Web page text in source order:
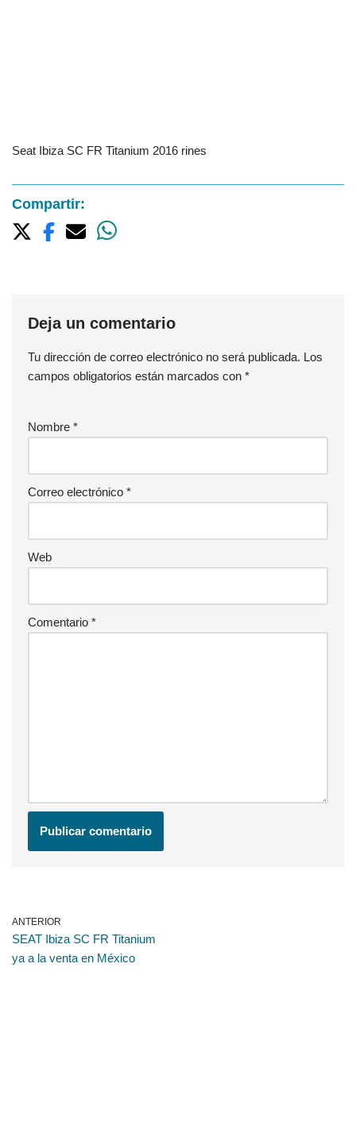
Seat Ibiza SC FR Titanium 2016 rines
Compartir:
Deja un comentario
Tu dirección de correo electrónico no será publicada. Los
campos obligatorios están marcados con *
Nombre *
Correo electrónico *
Web
Comentario *
ANTERIOR
SEAT Ibiza SC FR Titanium
ya a la venta en México